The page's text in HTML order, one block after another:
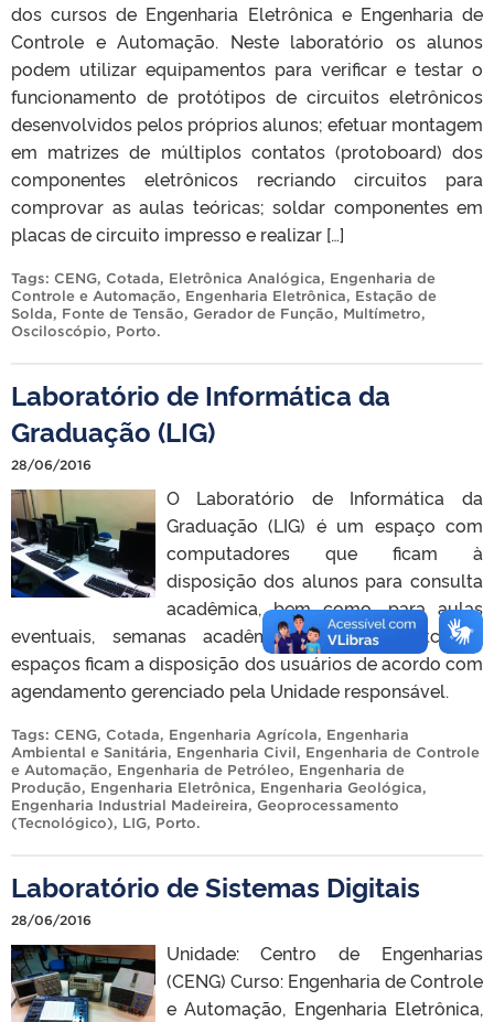
dos cursos de Engenharia Eletrônica e Engenharia de
Controle e Automação. Neste laboratório os alunos
podem utilizar equipamentos para verificar e testar o
funcionamento de protótipos de circuitos eletrônicos
desenvolvidos pelos próprios alunos; efetuar montagem
em matrizes de múltiplos contatos (protoboard) dos
componentes eletrônicos recriando circuitos para
comprovar as aulas teóricas; soldar componentes em
placas de circuito impresso e realizar […]
Tags: CENG, Cotada, Eletrônica Analógica, Engenharia de
Controle e Automação, Engenharia Eletrônica, Estação de
Solda, Fonte de Tensão, Gerador de Função, Multímetro,
Osciloscópio, Porto.
Laboratório de Informática da
Graduação (LIG)
28/06/2016
O Laboratório de Informática da
Graduação (LIG) é um espaço com
computadores que ficam à
disposição dos alunos para consulta
acadêmica, bem como, para aulas
eventuais, semanas acadêmicas, projetos, etc. Os
espaços ficam a disposição dos usuários de acordo com
agendamento gerenciado pela Unidade responsável.
Tags: CENG, Cotada, Engenharia Agrícola, Engenharia
Ambiental e Sanitária, Engenharia Civil, Engenharia de Controle
e Automação, Engenharia de Petróleo, Engenharia de
Produção, Engenharia Eletrônica, Engenharia Geológica,
Engenharia Industrial Madeireira, Geoprocessamento
(Tecnológico), LIG, Porto.
Laboratório de Sistemas Digitais
28/06/2016
Unidade: Centro de Engenharias
(CENG) Curso: Engenharia de Controle
e Automação, Engenharia Eletrônica,